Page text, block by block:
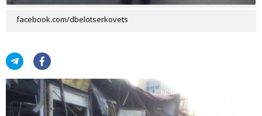
facebook.com/dbelotserkovets